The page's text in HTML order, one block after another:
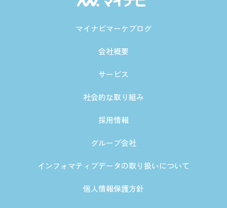
マイナビマーケブログ
会社概要
サービス
社会的な取り組み
採用情報
グループ会社
インフォマティブデータの取り扱いについて
個人情報保護方針